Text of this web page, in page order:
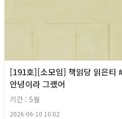
[191호][소모임] 책읽당 읽은티
안녕이라 그랬어
기간 : 5월
2026-06-10 10:02